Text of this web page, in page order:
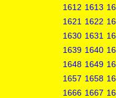
1612 1613
1621 1622
1630 1631
1639 1640
1648 1649
1657 1658
1666 1667